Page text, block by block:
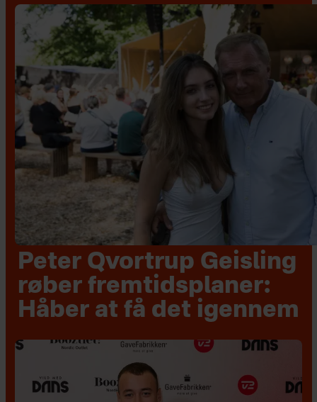
Peter Qvortrup Geisling
røber fremtidsplaner:
Håber at få det igennem